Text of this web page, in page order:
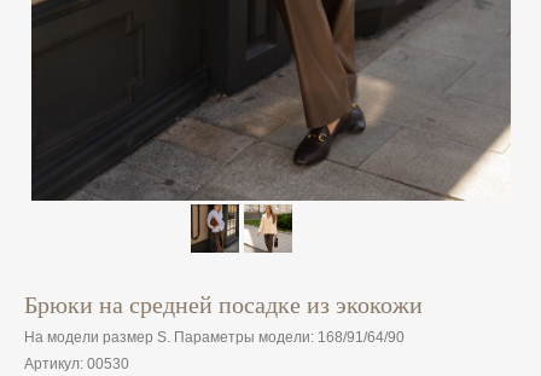
Брюки на средней посадке из экокожи
На модели размер S. Параметры модели: 168/91/64/90
Артикул: 00530